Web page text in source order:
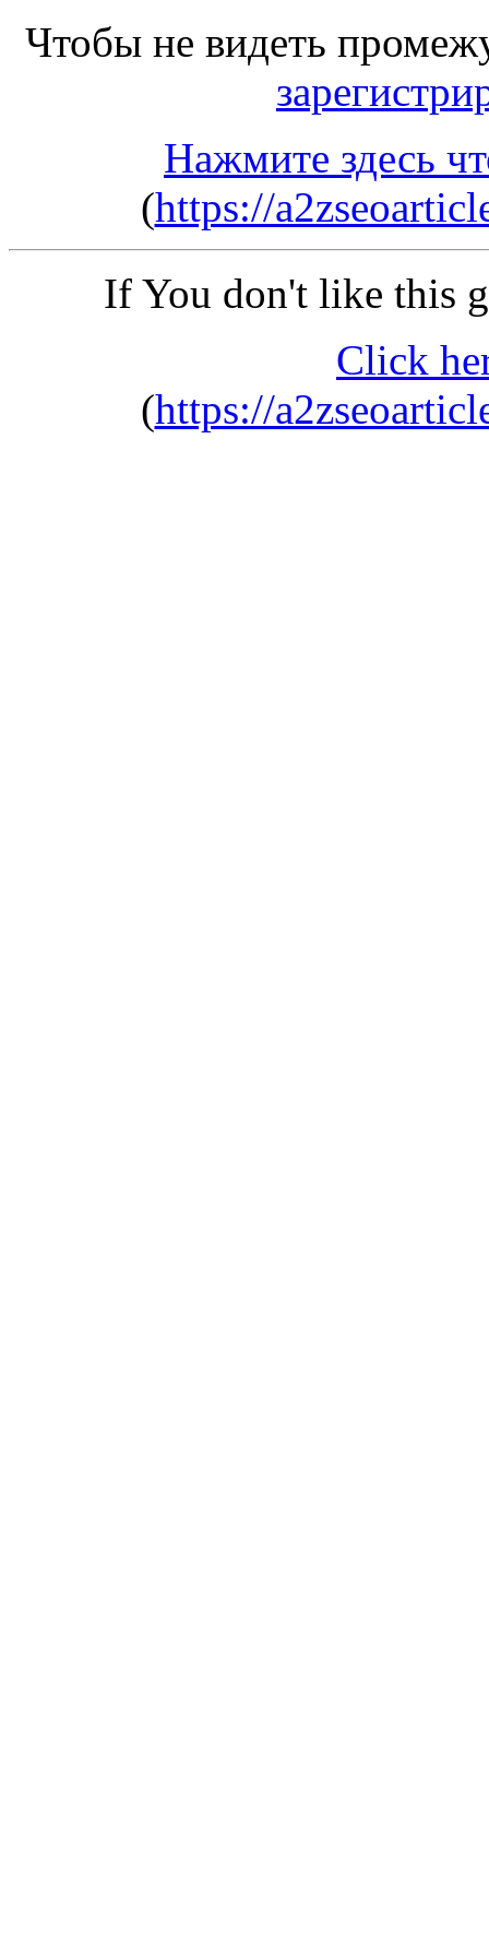
Чтобы не видеть
Нажмите здесь
(https://
If You don't like this
Click
(https://